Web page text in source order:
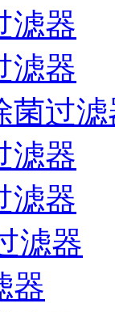
滤器
滤器
菌过滤
滤器
滤器
滤器
器